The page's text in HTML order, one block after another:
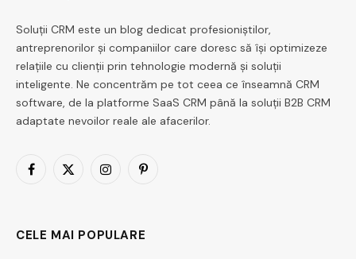
Soluții CRM este un blog dedicat profesioniștilor,
antreprenorilor și companiilor care doresc să își optimizeze
relațiile cu clienții prin tehnologie modernă și soluții
inteligente. Ne concentrăm pe tot ceea ce înseamnă CRM
software, de la platforme SaaS CRM până la soluții B2B CRM
adaptate nevoilor reale ale afacerilor.
Facebook
X
InstagramPinterest
CELE MAI POPULARE